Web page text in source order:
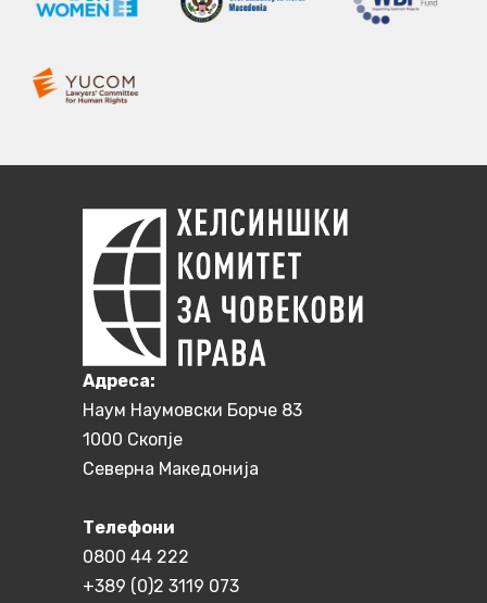
Aдреса:
Наум Наумовски Борче 83
1000 Скопје
Северна Македонија
Телефони
0800 44 222
+389 (0)2 3119 073